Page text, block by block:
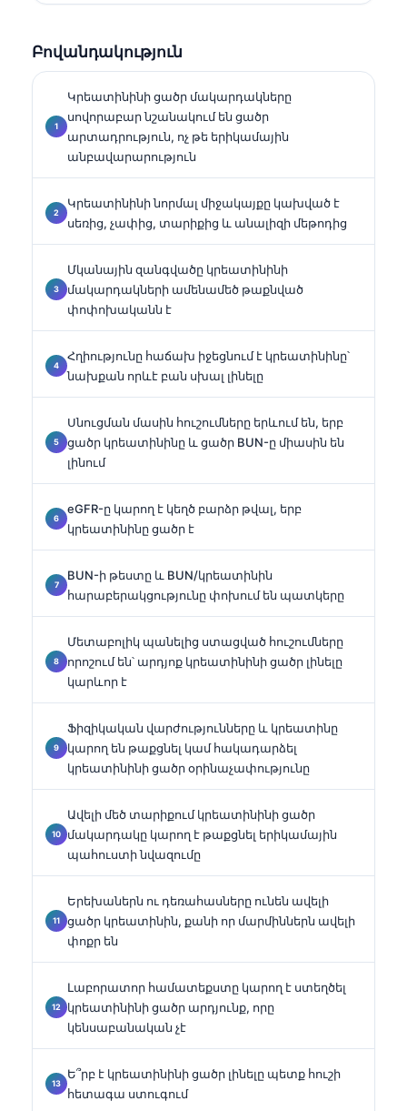
ստանդարտացման և ԱԻ-ի աջակցությամբ
լաբորատոր բժշկության մեջ։.
Բովանդակություն
Կրեատինինի ցածր մակարդակները
սովորաբար նշանակում են ցածր
արտադրություն, ոչ թե երիկամային
անբավարարություն
Կրեատինինի նորմալ միջակայքը կախված է
սեռից, չափից, տարիքից և անալիզի մեթոդից
Մկանային զանգվածը կրեատինինի
մակարդակների ամենամեծ թաքնված
փոփոխականն է
Հղիությունը հաճախ իջեցնում է կրեատինինը՝
նախքան որևէ բան սխալ լինելը
Սնուցման մասին հուշումները երևում են, երբ
ցածր կրեատինինը և ցածր BUN-ը միասին են
լինում
eGFR-ը կարող է կեղծ բարձր թվալ, երբ
կրեատինինը ցածր է
BUN-ի թեստը և BUN/կրեատինին
հարաբերակցությունը փոխում են պատկերը
Մետաբոլիկ պանելից ստացված հուշումները
որոշում են՝ արդյոք կրեատինինի ցածր լինելը
կարևոր է
Ֆիզիկական վարժությունները և կրեատինը
կարող են թաքցնել կամ հակադարձել
կրեատինինի ցածր օրինաչափությունը
Ավելի մեծ տարիքում կրեատինինի ցածր
մակարդակը կարող է թաքցնել երիկամային
պահուստի նվազումը
Երեխաներն ու դեռահասները ունեն ավելի
ցածր կրեատինին, քանի որ մարմիններն ավելի
փոքր են
Լաբորատոր համատեքստը կարող է ստեղծել
կրեատինինի ցածր արդյունք, որը
կենսաբանական չէ
Ե՞րբ է կրեատինինի ցածր լինելը պետք հուշի
հետագա ստուգում